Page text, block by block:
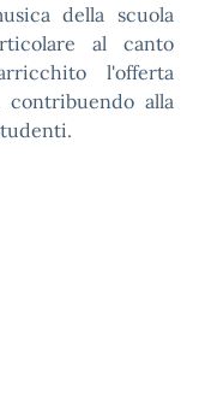
della scuola
al canto
l'offerta
contribuendo alla